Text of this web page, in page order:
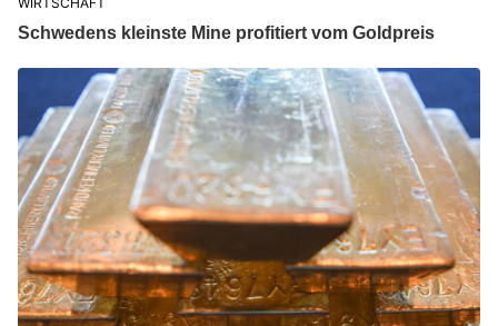
Schwedens kleinste Mine profitiert vom Goldpreis